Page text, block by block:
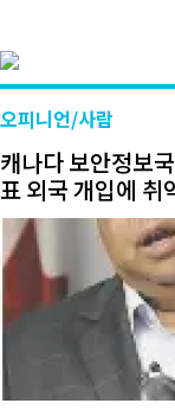
오피니언/사람
캐나다 보안정보
표 외국 개입에 취